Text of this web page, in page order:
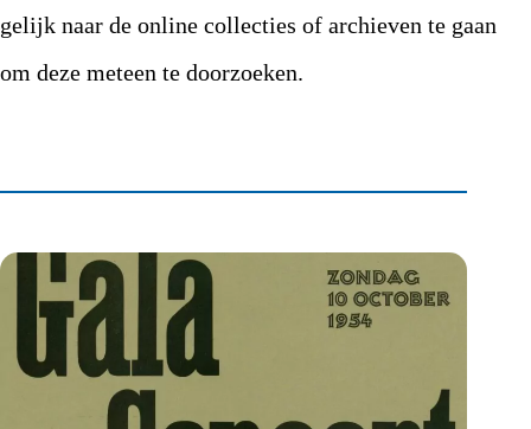
gelijk naar de online collecties of archieven te gaan
om deze meteen te doorzoeken.